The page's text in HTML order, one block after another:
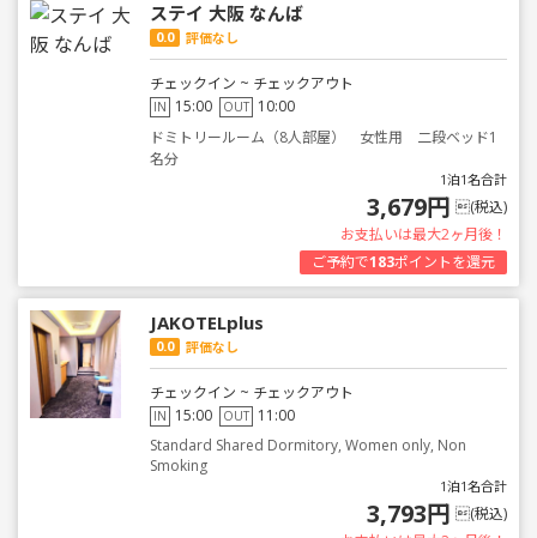
ステイ 大阪 なんば
0.0 評価なし
チェックイン ~ チェックアウト
IN 15:00 OUT 10:00
ドミトリールーム（8人部屋） 女性用 二段ベッド1
名分
1泊1名合計
3,679円 (税込)
お支払いは最大2ヶ月後！
ご予約で183ポイントを還元
JAKOTELplus
0.0 評価なし
チェックイン ~ チェックアウト
IN 15:00 OUT 11:00
Standard Shared Dormitory, Women only, Non
Smoking
1泊1名合計
3,793円 (税込)